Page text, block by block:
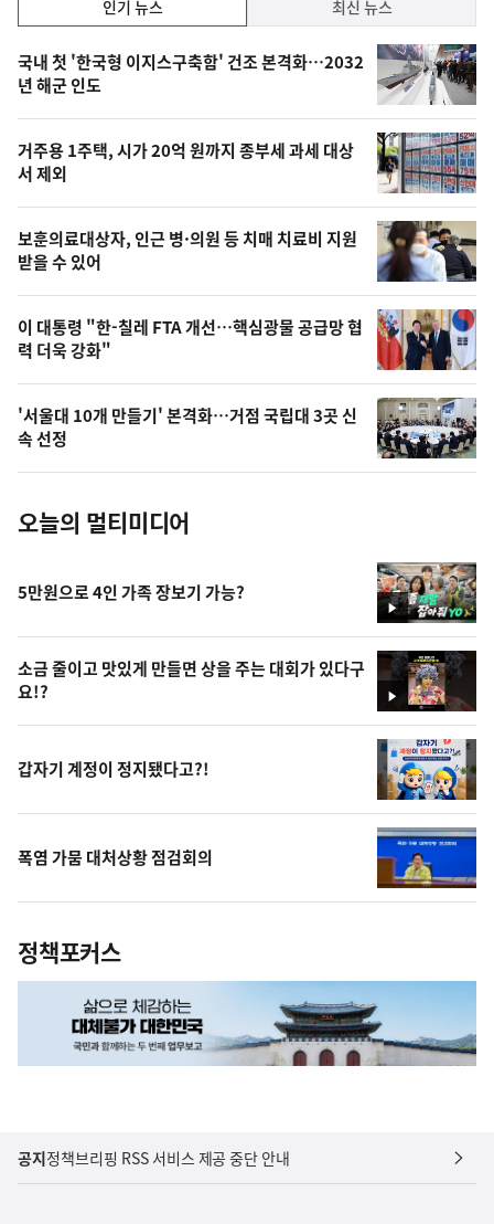
기,
최
신,
오
늘
의
영
상
오
늘
의
사
진
인기 뉴스 최신 뉴스
인
기
뉴
스
국내 첫 '한국형 이지스구축함' 건조 본격화…2032
년 해군 인도
거주용 1주택, 시가 20억 원까지 종부세 과세 대상
서 제외
보훈의료대상자, 인근 병·의원 등 치매 치료비 지원
받을 수 있어
이 대통령 "한-칠레 FTA 개선…핵심광물 공급망 협
력 더욱 강화"
'서울대 10개 만들기' 본격화…거점 국립대 3곳 신
속 선정
오늘의 멀티미디어
영
상
5만원으로 4인 가족 장보기 가능?
영
상
소금 줄이고 맛있게 만들면 상을 주는 대회가 있다구
요!?
갑자기 계정이 정지됐다고?!
폭염 가뭄 대처상황 점검회의
정책포커스
공지정책브리핑 RSS 서비스 제공 중단 안내